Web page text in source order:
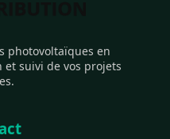
photovoltaïques en
et suivi de vos projets